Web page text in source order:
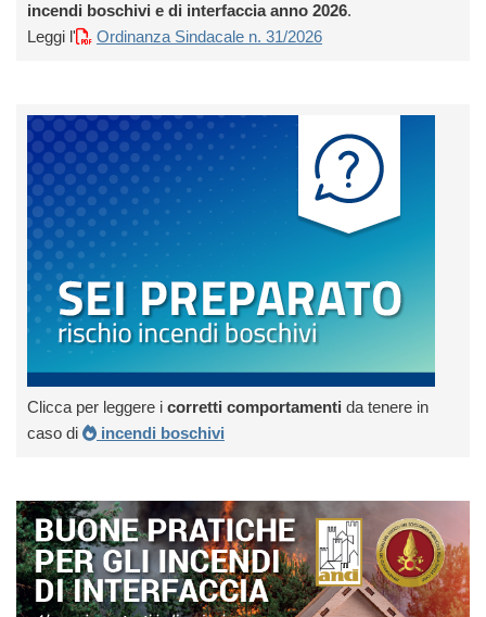
incendi boschivi e di interfaccia anno 2026.
Leggi l'
Ordinanza Sindacale n. 31/2026
Clicca per leggere i corretti comportamenti da tenere in
caso di
incendi boschivi